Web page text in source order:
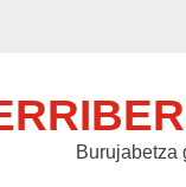
Burujabetza